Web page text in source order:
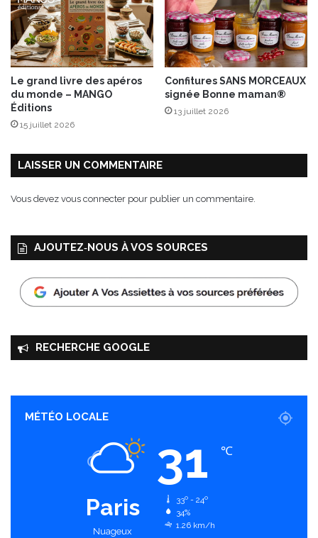
P
e
t
a
r
a
s
h
u
Le grand livre des apéros
du monde – MANGO
Éditions
15 juillet 2026
Confitures SANS MORCEAUX
signée Bonne maman®
13 juillet 2026
LAISSER UN COMMENTAIRE
Vous devez vous connecter pour publier un commentaire.
AJOUTEZ‑NOUS À VOS SOURCES
RECHERCHE GOOGLE
MÉTÉO LOCALE
Paris
Nuageux
31 ℃
33º - 24º
34%
1.26 km/h